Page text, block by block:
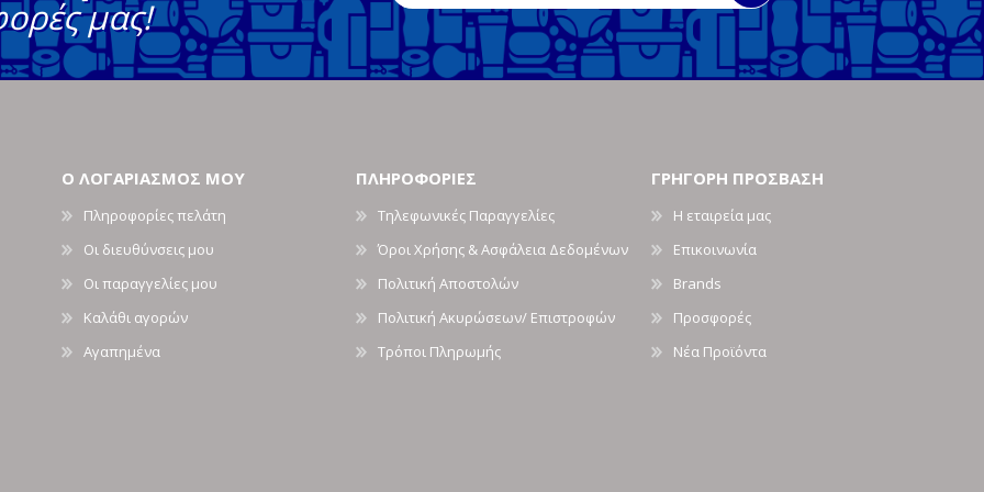
μας!
Ο ΛΟΓΑΡΙΑΣΜΟΣ ΜΟΥ
Πληροφορίες πελάτη
Οι διευθύνσεις μου
Οι παραγγελίες μου
Καλάθι αγορών
Αγαπημένα
ΠΛΗΡΟΦΟΡΙΕΣ
Τηλεφωνικές Παραγγελίες
Όροι Χρήσης & Ασφάλεια Δεδομένων
Πολιτική Αποστολών
Πολιτική Ακυρώσεων/ Επιστροφών
Τρόποι Πληρωμής
ΓΡΗΓΟΡΗ ΠΡΟΣΒΑΣΗ
Η εταιρεία μας
Επικοινωνία
Brands
Προσφορές
Νέα Προϊόντα